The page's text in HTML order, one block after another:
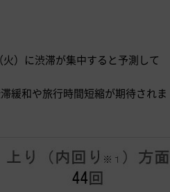
）に渋滞が集中すると予測して
緩和や旅行時間短縮が期待されま